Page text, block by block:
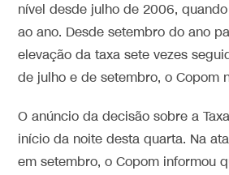
nível desde julho de 2006,
ao ano. Desde setembro do ano
elevação da taxa sete vezes
de julho e de setembro, o Copom
O anúncio da decisão sobre a
início da noite desta quarta. Na
em setembro, o Copom informou